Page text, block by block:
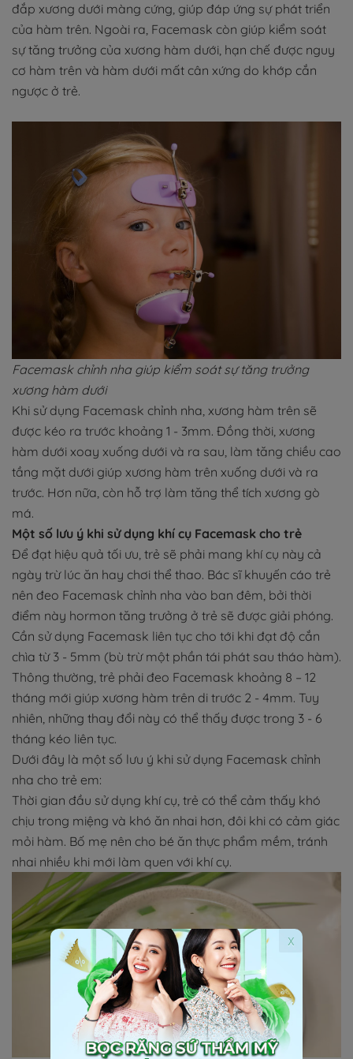
đắp xương dưới màng cứng, giúp đáp ứng sự phát triển
của hàm trên. Ngoài ra, Facemask còn giúp kiểm soát
sự tăng trưởng của xương hàm dưới, hạn chế được nguy
cơ hàm trên và hàm dưới mất cân xứng do khớp cắn
ngược ở trẻ.
Facemask chỉnh nha giúp kiểm soát sự tăng trưởng
xương hàm dưới
Khi sử dụng Facemask chỉnh nha, xương hàm trên sẽ
được kéo ra trước khoảng 1 - 3mm. Đồng thời, xương
hàm dưới xoay xuống dưới và ra sau, làm tăng chiều cao
tầng mặt dưới giúp xương hàm trên xuống dưới và ra
trước. Hơn nữa, còn hỗ trợ làm tăng thể tích xương gò
má.
Một số lưu ý khi sử dụng khí cụ Facemask cho trẻ
Để đạt hiệu quả tối ưu, trẻ sẽ phải mang khí cụ này cả
ngày trừ lúc ăn hay chơi thể thao. Bác sĩ khuyến cáo trẻ
nên đeo Facemask chỉnh nha vào ban đêm, bởi thời
điểm này hormon tăng trưởng ở trẻ sẽ được giải phóng.
Cần sử dụng Facemask liên tục cho tới khi đạt độ cắn
chìa từ 3 - 5mm (bù trừ một phần tái phát sau tháo hàm).
Thông thường, trẻ phải đeo Facemask khoảng 8 – 12
tháng mới giúp xương hàm trên di trước 2 - 4mm. Tuy
nhiên, những thay đổi này có thể thấy được trong 3 - 6
tháng kéo liên tục.
Dưới đây là một số lưu ý khi sử dụng Facemask chỉnh
nha cho trẻ em:
Thời gian đầu sử dụng khí cụ, trẻ có thể cảm thấy khó
chịu trong miệng và khó ăn nhai hơn, đôi khi có cảm giác
mỏi hàm. Bố mẹ nên cho bé ăn thực phẩm mềm, tránh
nhai nhiều khi mới làm quen với khí cụ.
x